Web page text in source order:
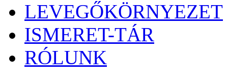
LEVEGŐKÖRNYEZET
ISMERET-TÁR
RÓLUNK